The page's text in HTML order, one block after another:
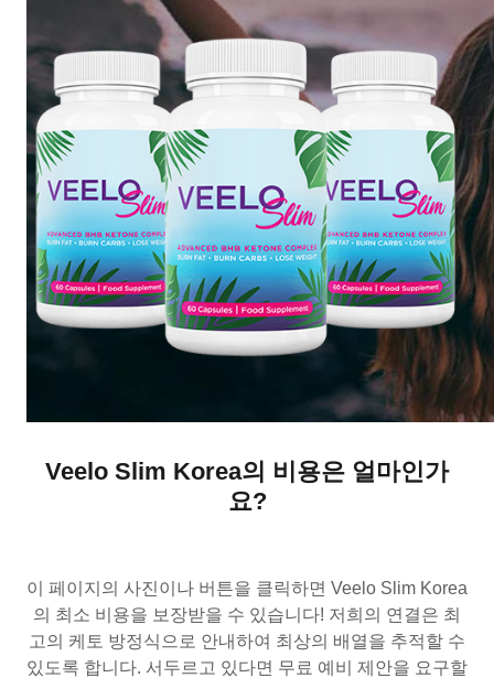
Veelo Slim Korea의 비용은 얼마인가
요?
이 페이지의 사진이나 버튼을 클릭하면 Veelo Slim Korea
의 최소 비용을 보장받을 수 있습니다! 저희의 연결은 최
고의 케토 방정식으로 안내하여 최상의 배열을 추적할 수
있도록 합니다. 서두르고 있다면 무료 예비 제안을 요구할